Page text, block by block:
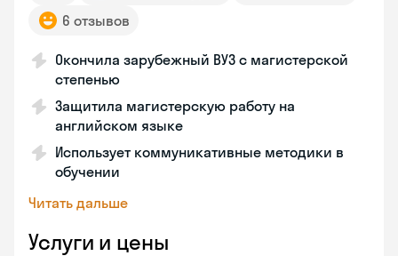
6 отзывов
Окончила зарубежный ВУЗ с магистерской
степенью
Защитила магистерскую работу на
английском языке
Использует коммуникативные методики в
обучении
Читать дальше
Услуги и цены